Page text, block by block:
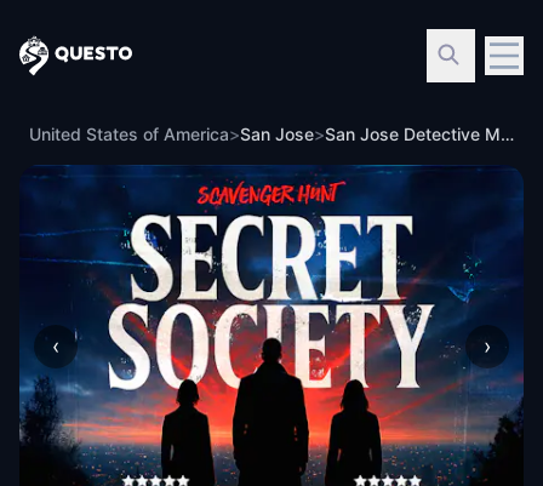
Questo
United States of America>San Jose> San Jose Detective Mystery: Infiltrate a Secret Society!
‹ ›